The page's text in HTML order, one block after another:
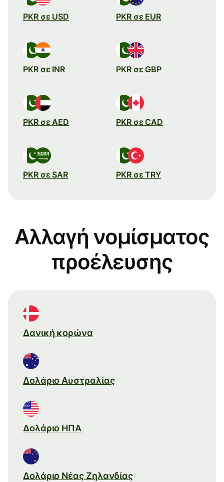
PKR σε USD PKR σε EUR
PKR σε INR PKR σε GBP
PKR σε AED PKR σε CAD
PKR σε SAR PKR σε TRY
Αλλαγή νομίσματος
προέλευσης
Δανική κορώνα
Δολάριο Αυστραλίας
Δολάριο ΗΠΑ
Δολάριο Νέας Ζηλανδίας